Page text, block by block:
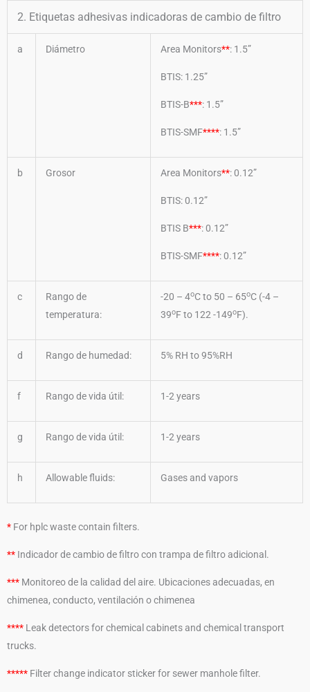
2. Etiquetas adhesivas indicadoras de cambio de filtro
a Diámetro Area Monitors**: 1.5”
BTIS: 1.25”
BTIS-B***: 1.5”
BTIS-SMF****: 1.5”
b Grosor Area Monitors**: 0.12”
BTIS: 0.12”
BTIS B***: 0.12”
BTIS-SMF****: 0.12”
c
Rango de
temperatura:
-20 – 4oC to 50 – 65oC (-4 –
39oF to 122 -149oF).
d Rango de humedad: 5% RH to 95%RH
f Rango de vida útil: 1-2 years
g Rango de vida útil: 1-2 years
h Allowable fluids: Gases and vapors
* For hplc waste contain filters.
** Indicador de cambio de filtro con trampa de filtro adicional.
*** Monitoreo de la calidad del aire. Ubicaciones adecuadas, en
chimenea, conducto, ventilación o chimenea
**** Leak detectors for chemical cabinets and chemical transport
trucks.
***** Filter change indicator sticker for sewer manhole filter.